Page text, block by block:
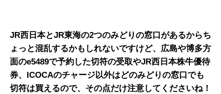
JR西日本とJR東海の2つのみどりの窓口があるからち
ょっと混乱するかもしれないですけど、広島や博多方
面のe5489で予約した切符の受取やJR西日本株牛優待
券、ICOCAのチャージ以外はどのみどりの窓口でも
切符は買えるので、その点だけ注意してくださいね！